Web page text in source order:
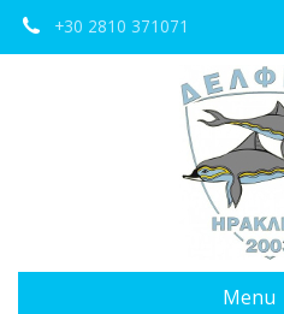
+30 2810 371071
Menu